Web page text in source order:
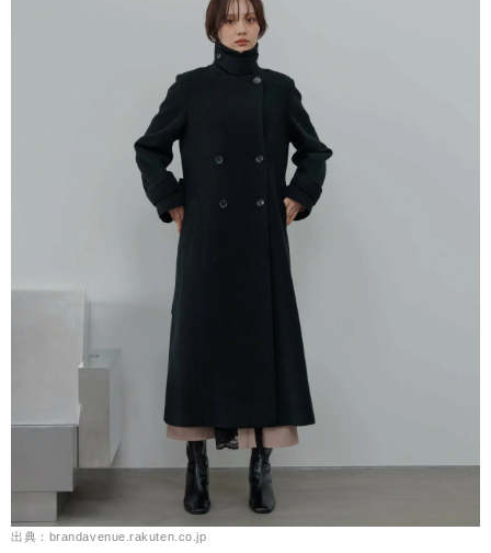
出典：brandavenue.rakuten.co.jp